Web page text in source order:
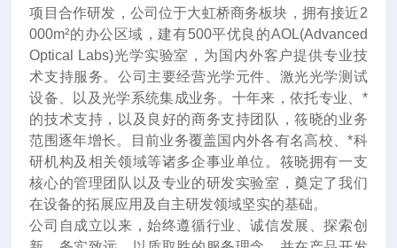
项目合作研发，公司位于大虹桥商务板块，拥有接近2
000m²的办公区域，建有500平优良的AOL(Advanced
Optical Labs)光学实验室，为国内外客户提供专业技
术支持服务。公司主要经营光学元件、激光光学测试
设备、以及光学系统集成业务。十年来 ，依托专业、*
的技术支持，以及良好的商务支持团队，筱晓的业务
范围逐年增长。目前业务覆盖国内外各有名高校、*科
研机构及相关领域等诸多企事业单位。筱晓拥有一支
核心的管理团队以及专业的研发实验室，奠定了我们
在设备的拓展应用及自主研发领域坚实的基础。
公司自成立以来，始终遵循行业、诚信发展、探索创